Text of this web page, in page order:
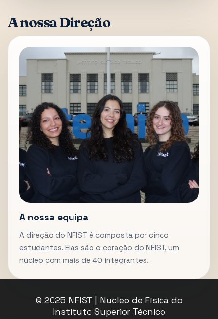
A nossa Direção
A nossa equipa
A direção do NFIST é composta por cinco
estudantes. Elas são o coração do NFIST, um
núcleo com mais de 40 integrantes.
© 2025 NFIST | Núcleo de Física do
Instituto Superior Técnico